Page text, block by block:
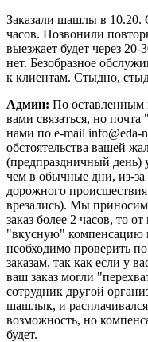
Заказали шашлы в 10.20.
часов. Позвонили
выезжает будет через
нет. Безобразное
к клиентам. Стыдно,
Админ: По
вами связаться, но
нами по e-mail info@eda-
обстоятельства вашей
(предпраздничный день)
чем в обычные дни, из-за
дорожного
врезались). Мы
заказ более 2 часов, то
"вкусную" компенсацию
необходимо проверить
заказам, так как если у
ваш заказ могли
сотрудник другой
шашлык, и
возможность, но
будет.